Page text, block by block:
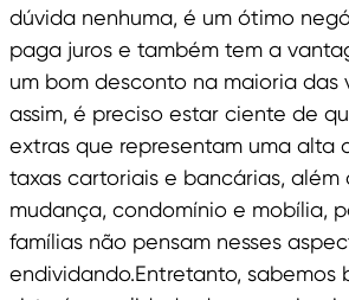
dúvida nenhuma, é um ótimo
paga juros e também tem a
um bom desconto na maioria das
assim, é preciso estar ciente de
extras que representam uma alta
taxas cartoriais e bancárias, além
mudança, condomínio e mobília,
famílias não pensam nesses
endividando.Entretanto, sabemos